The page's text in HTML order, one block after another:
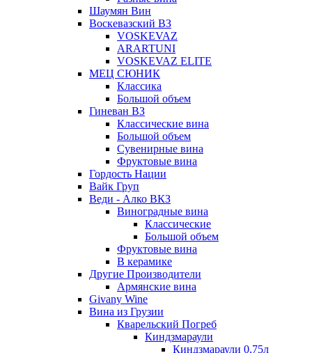
Шаумян Вин
Воскевазский ВЗ
VOSKEVAZ
ARARTUNI
VOSKEVAZ ELITE
МЕЦ СЮНИК
Классика
Большой объем
Гиневан ВЗ
Классические вина
Большой объем
Сувенирные вина
Фруктовые вина
Гордость Нации
Вайк Груп
Веди - Алко ВКЗ
Виноградные вина
Классические
Большой объем
Фруктовые вина
В керамике
Другие Производители
Армянские вина
Givany Wine
Вина из Грузии
Кварельский Погреб
Киндзмараули
Киндзмараули 0,75л